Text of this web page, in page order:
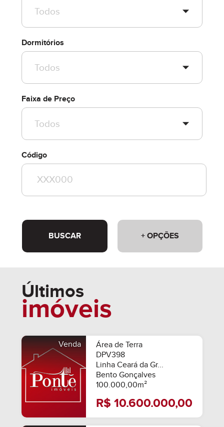
Dormitórios
Faixa de Preço
Código
+ OPÇÕES
BUSCAR
Últimos
imóveis
Venda
Área de Terra
DPV398
Linha Ceará da Gr...
Bento Gonçalves
100.000,00m²
R$ 10.600.000,00